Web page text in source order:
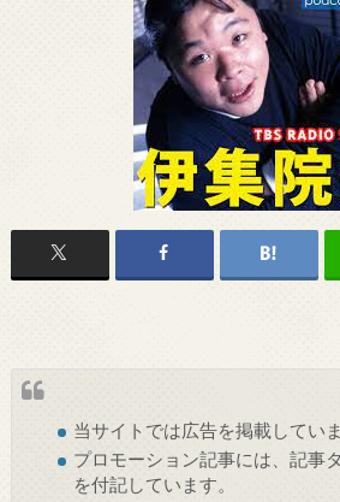
当サイトでは広告を掲載していま
プロモーション記事には、記事
を付記しています。